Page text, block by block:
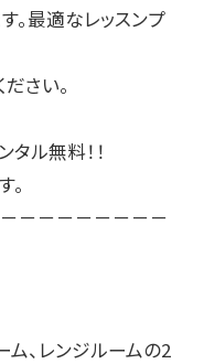
。最適なレッスンプ
さい。
タル無料！！
－－－－－－－－
ム、レンジルームの2